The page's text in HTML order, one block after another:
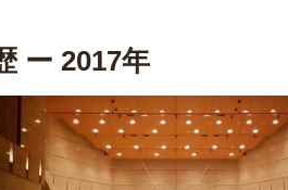
ー 2017年